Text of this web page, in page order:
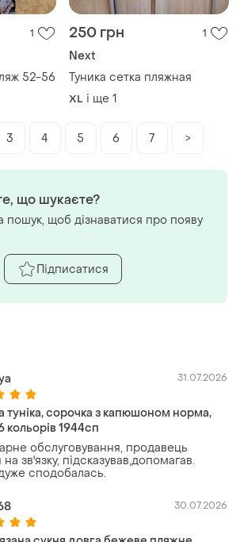
1
52-56
250 грн 1
Next
Туника сетка пляжная
XL і ще 1
3 4 5 6 7 >
31.07.2026
туніка, сорочка з капюшоном норма,
кольорів 1944сп
обслуговування, продавець
зв'язку, підсказував,допомагав.
сподобалась.
30.07.2026
що шукаєте?
пошук, щоб дізнаватися про появу
Підписатися